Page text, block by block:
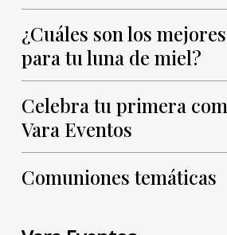
¿Cuáles son los
para tu luna de miel?
Celebra tu primera
Vara Eventos
Comuniones temáticas